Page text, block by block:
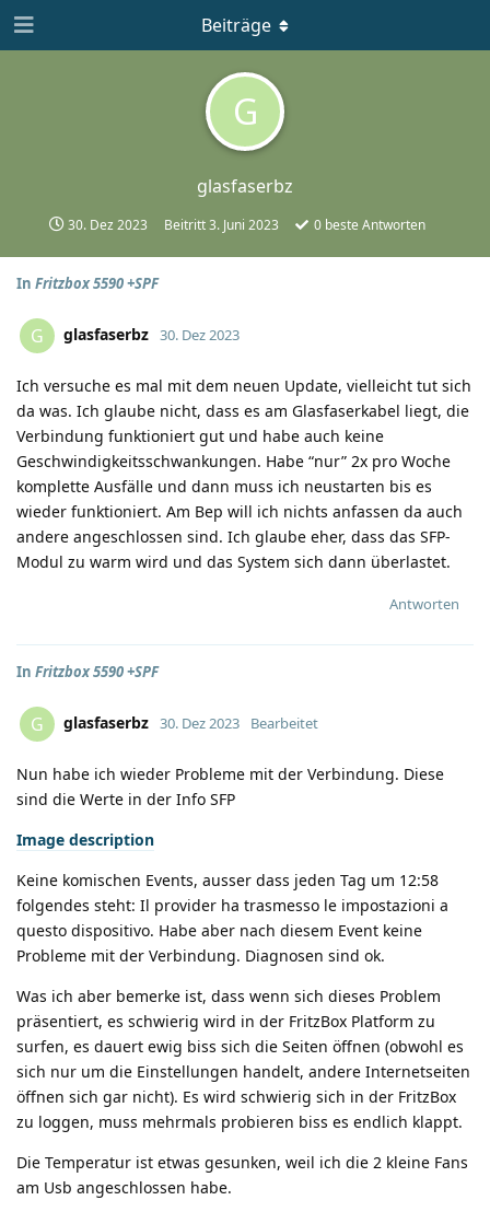
G
glasfaserbz
30. Dez 2023 Beitritt3. Juni 2023 0beste Antworten
Beiträge
In Fritzbox 5590 +SPF
G glasfaserbz 30. Dez 2023
Ich versuche es mal mit dem neuen Update, vielleicht tut sich
da was. Ich glaube nicht, dass es am Glasfaserkabel liegt, die
Verbindung funktioniert gut und habe auch keine
Geschwindigkeitsschwankungen. Habe “nur” 2x pro Woche
komplette Ausfälle und dann muss ich neustarten bis es
wieder funktioniert. Am Bep will ich nichts anfassen da auch
andere angeschlossen sind. Ich glaube eher, dass das SFP-
Modul zu warm wird und das System sich dann überlastet.
Antworten
In Fritzbox 5590 +SPF
G glasfaserbz 30. Dez 2023 Bearbeitet
Nun habe ich wieder Probleme mit der Verbindung. Diese
sind die Werte in der Info SFP
Image description
Keine komischen Events, ausser dass jeden Tag um 12:58
folgendes steht: Il provider ha trasmesso le impostazioni a
questo dispositivo. Habe aber nach diesem Event keine
Probleme mit der Verbindung. Diagnosen sind ok.
Was ich aber bemerke ist, dass wenn sich dieses Problem
präsentiert, es schwierig wird in der FritzBox Platform zu
surfen, es dauert ewig biss sich die Seiten öffnen (obwohl es
sich nur um die Einstellungen handelt, andere Internetseiten
öffnen sich gar nicht). Es wird schwierig sich in der FritzBox
zu loggen, muss mehrmals probieren biss es endlich klappt.
Die Temperatur ist etwas gesunken, weil ich die 2 kleine Fans
am Usb angeschlossen habe.